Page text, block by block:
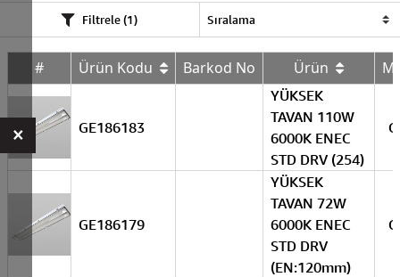
Filtrele (1)
# Ürün Kodu Barkod No Ürün
GE186183
YÜKSEK
TAVAN 110W
6000K ENEC
STD DRV (254)
GE186179
YÜKSEK
TAVAN 72W
6000K ENEC
STD DRV
(EN:120mm)
×